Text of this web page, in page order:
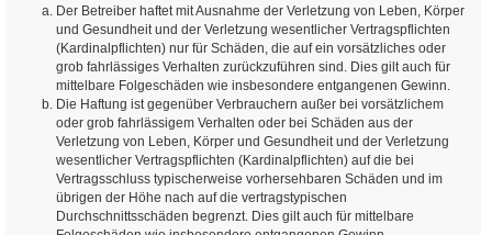
Der Betreiber haftet mit Ausnahme der Verletzung von Leben, Körper
und Gesundheit und der Verletzung wesentlicher Vertragspflichten
(Kardinalpflichten) nur für Schäden, die auf ein vorsätzliches oder
grob fahrlässiges Verhalten zurückzuführen sind. Dies gilt auch für
mittelbare Folgeschäden wie insbesondere entgangenen Gewinn.
Die Haftung ist gegenüber Verbrauchern außer bei vorsätzlichem
oder grob fahrlässigem Verhalten oder bei Schäden aus der
Verletzung von Leben, Körper und Gesundheit und der Verletzung
wesentlicher Vertragspflichten (Kardinalpflichten) auf die bei
Vertragsschluss typischerweise vorhersehbaren Schäden und im
übrigen der Höhe nach auf die vertragstypischen
Durchschnittsschäden begrenzt. Dies gilt auch für mittelbare